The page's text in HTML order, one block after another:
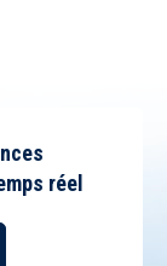
réel